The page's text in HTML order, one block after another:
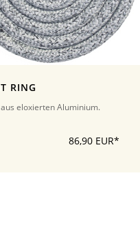
RING
eloxierten Aluminium.
86,90 EUR*